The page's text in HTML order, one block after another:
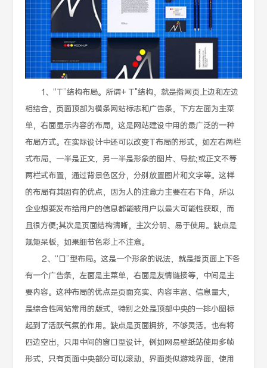
1、“T”结构布局。所谓+ T"结构，就是指网页上边和左边
相结合，页面顶部为横条网站标志和广告条，下方左面为主菜
单，右面显示内容的布局，这是网站建设中用的最广泛的一种
布局方式。在实际设计中还可以改变T布局的形式，如左右两栏
式布局，一半是正文，另一半是形象的图片、导航;或正文不等
两栏式布置，通过背景色区分，分别放置图片和文字等。这样
的布局有其固有的优点，因为人的注意力主要在右下角，所以
企业想要发布给用户的信息都能被用户以最大可能性获取，而
且很方便;其次是页面结构清晰，主次分明、易于使用。缺点是
规矩呆板，如果细节色彩上不注意。
2、“口”型布局。这是一个形象的说法，就是指页面上下各
有一个广告条，左面是主菜单，右面是友情链接等，中间是主
要内容。这种布局的优点是页面充实、内容丰富、信息量大，
是综合性网站常用的版式，特别之处是顶部中央的一排小图标
起到了活跃气氛的作用。缺点是页面拥挤，不够灵活。也有将
四边空出，只用中间的窗口型设计，例如网易壁纸站使用多帧
形式，只有页面中央部分可以滚动，界面类似游戏界面，使用